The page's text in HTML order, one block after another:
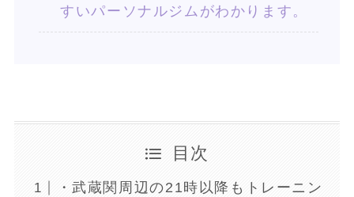
すいパーソナルジムがわかります。
目次
・武蔵関周辺の21時以降もトレーニン